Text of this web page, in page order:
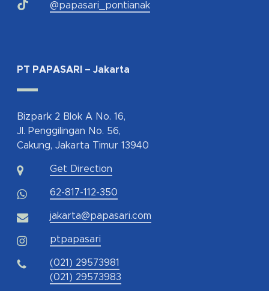
@papasari_pontianak
PT PAPASARI – Jakarta
Bizpark 2 Blok A No. 16,
Jl. Penggilingan No. 56,
Cakung, Jakarta Timur 13940
Get Direction
62-817-112-350
jakarta@papasari.com
ptpapasari
(021) 29573981
(021) 29573983